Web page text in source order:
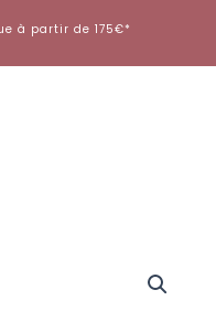
à partir de 175€*